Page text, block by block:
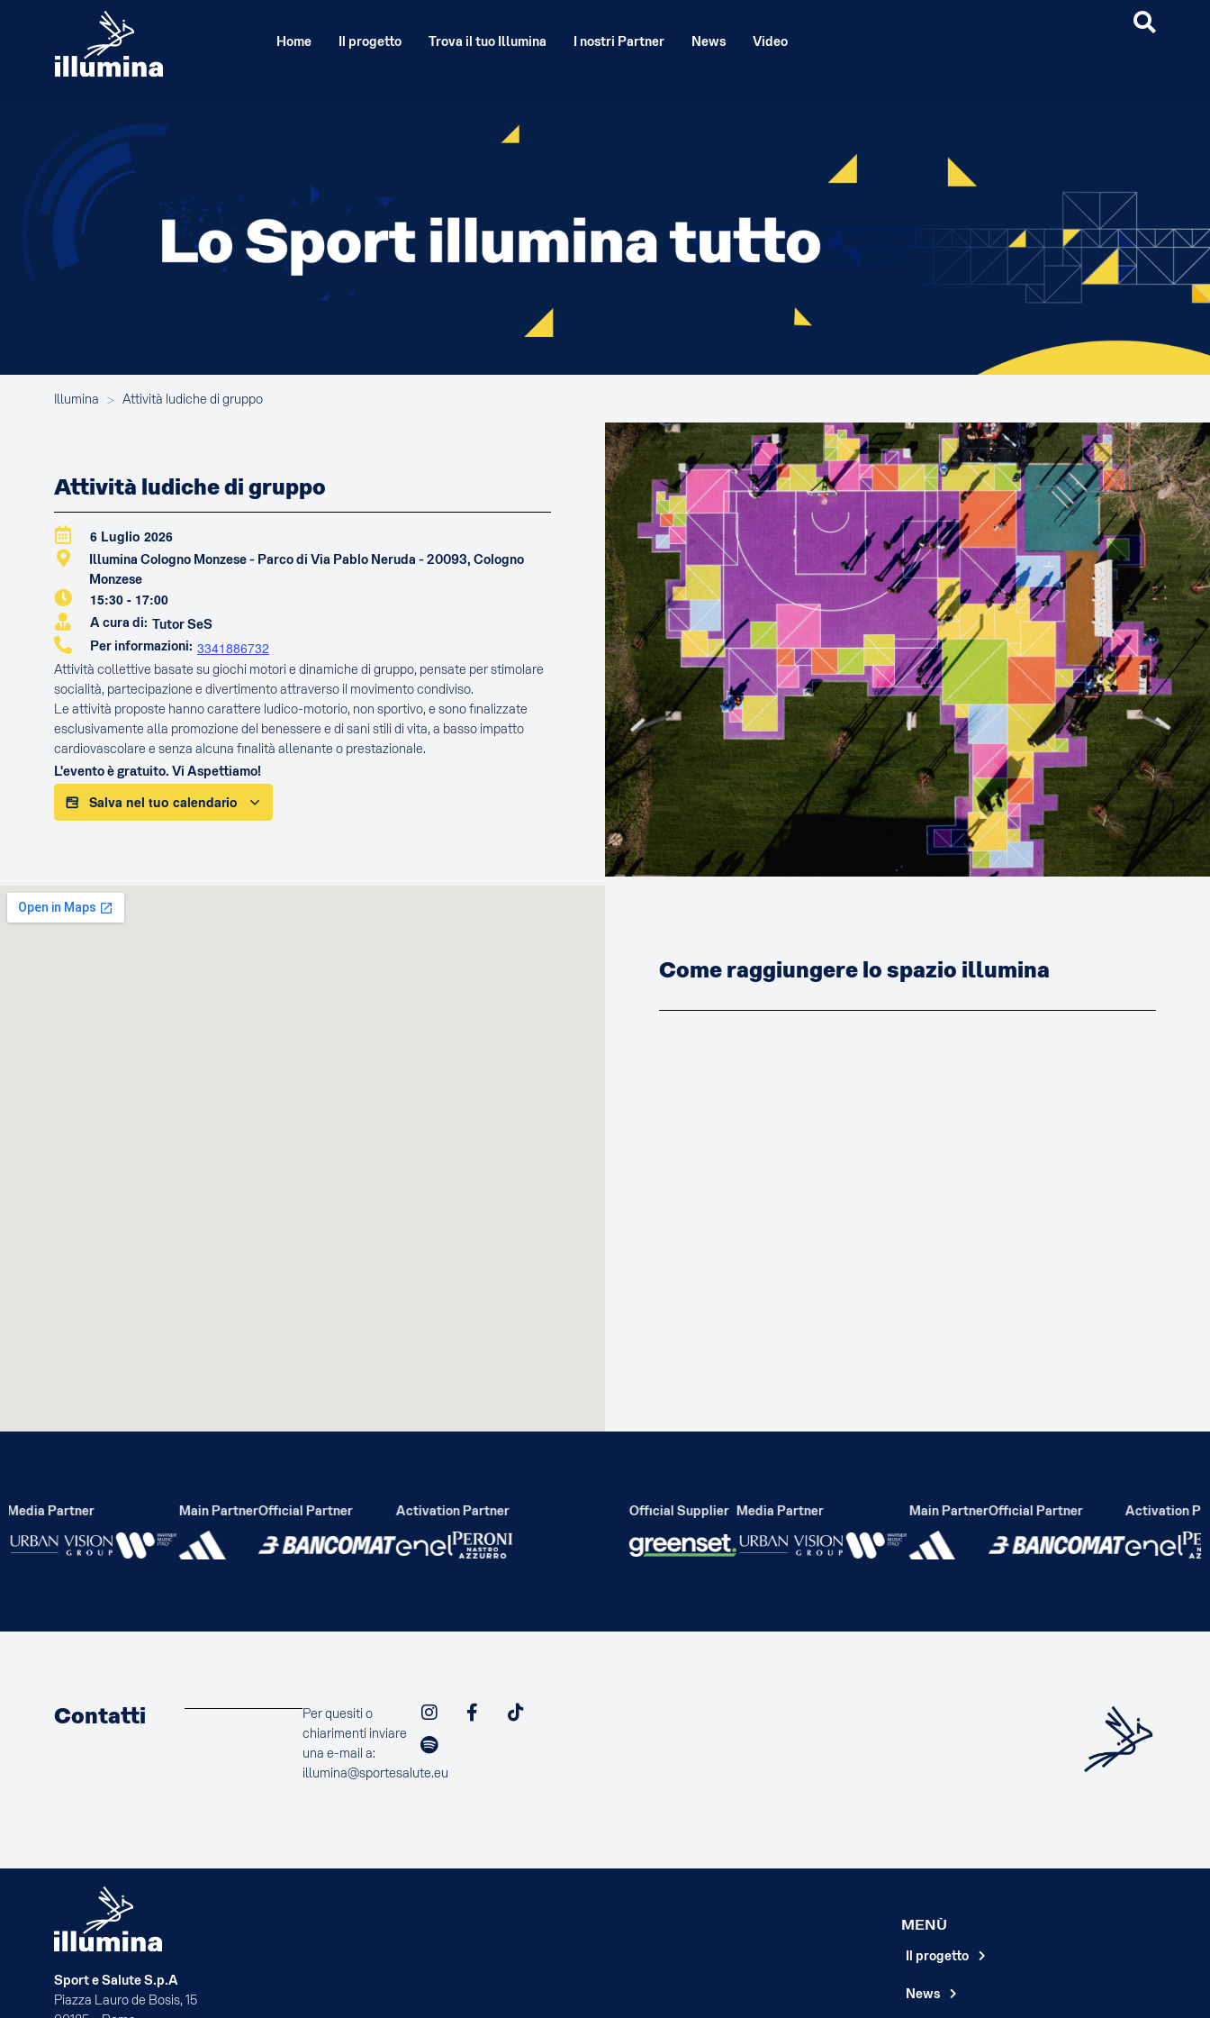
Home Il progetto Trova il tuo Illumina I nostri Partner News Video
Illumina > Attività ludiche di gruppo
Attività ludiche di gruppo
6 Luglio 2026
Illumina Cologno Monzese - Parco di Via Pablo Neruda - 20093, Cologno
Monzese
15:30 - 17:00
A cura di: Tutor SeS
Per informazioni: 3341886732
Attività collettive basate su giochi motori e dinamiche di gruppo, pensate per stimolare
socialità, partecipazione e divertimento attraverso il movimento condiviso.
Le attività proposte hanno carattere ludico-motorio, non sportivo, e sono finalizzate
esclusivamente alla promozione del benessere e di sani stili di vita, a basso impatto
cardiovascolare e senza alcuna finalità allenante o prestazionale.
L'evento è gratuito. Vi Aspettiamo!
Salva nel tuo calendario
Come raggiungere lo spazio illumina
Partner Main PartnerOfficial Partner Activation Partner Official Supplier Media Partner Main PartnerOfficial Partner Activation
Contatti
Per quesiti o
chiarimenti inviare
una e-mail a:
illumina@sportesalute.eu
Sport e Salute S.p.A
Piazza Lauro de Bosis, 15
MENÙ
Il progetto
News